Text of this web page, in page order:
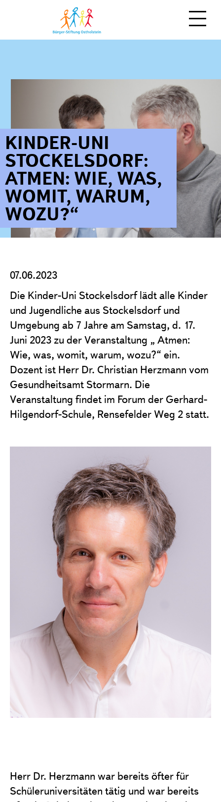
MITMACHEN
Spenden
Zeit schenken
Stiften
Vererben
als Unternehmen
weitere Möglichkeiten
ÜBER UNS
Moin!
Team
Regionale Stiftungen
Stiftungsfonds
Projekte
Kontakt
KINDER-UNI
STOCKELSDORF:
ATMEN: WIE, WAS,
WOMIT, WARUM,
WOZU?“
07.06.2023
Die Kinder-Uni Stockelsdorf lädt alle Kinder
und Jugendliche aus Stockelsdorf und
Umgebung ab 7 Jahre am Samstag, d. 17.
Juni 2023 zu der Veranstaltung „ Atmen:
Wie, was, womit, warum, wozu?“ ein.
Dozent ist Herr Dr. Christian Herzmann vom
Gesundheitsamt Stormarn. Die
Veranstaltung findet im Forum der Gerhard-
Hilgendorf-Schule, Rensefelder Weg 2 statt.
Herr Dr. Herzmann war bereits öfter für
Schüleruniversitäten tätig und war bereits